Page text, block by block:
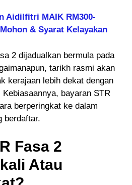
Aidilfitri MAIK RM300-
& Syarat Kelayakan
2 dijadualkan bermula pada
tarikh rasmi akan
kerajaan lebih dekat dengan
bayaran STR
berperingkat ke dalam
berdaftar.
Fasa 2
Atau